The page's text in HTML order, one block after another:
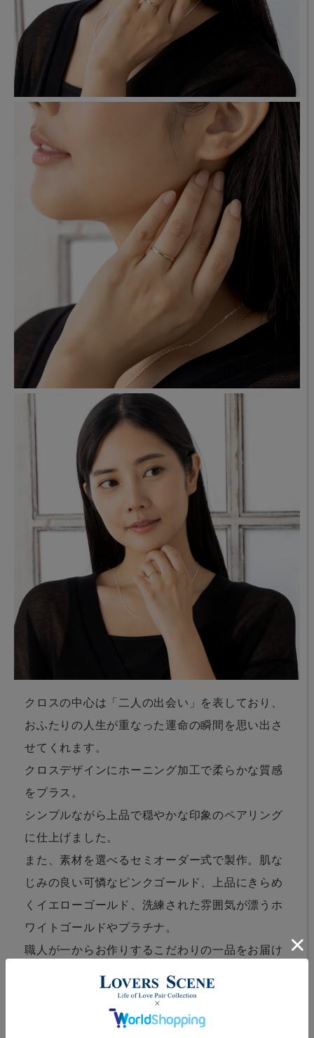
クロスの中心は「二人の出会い」を表しており、
おふたりの人生が重なった運命の瞬間を思い出さ
せてくれます。
クロスデザインにホーニング加工で柔らかな質感
をプラス。
シンプルながら上品で穏やかな印象のペアリング
に仕上げました。
また、素材を選べるセミオーダー式で製作。肌な
じみの良い可憐なピンクゴールド、上品にきらめ
くイエローゴールド、洗練された雰囲気が漂うホ
ワイトゴールドやプラチナ。
職人が一からお作りするこだわりの一品をお届け